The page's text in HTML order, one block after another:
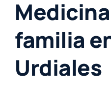
familia
Urdiales